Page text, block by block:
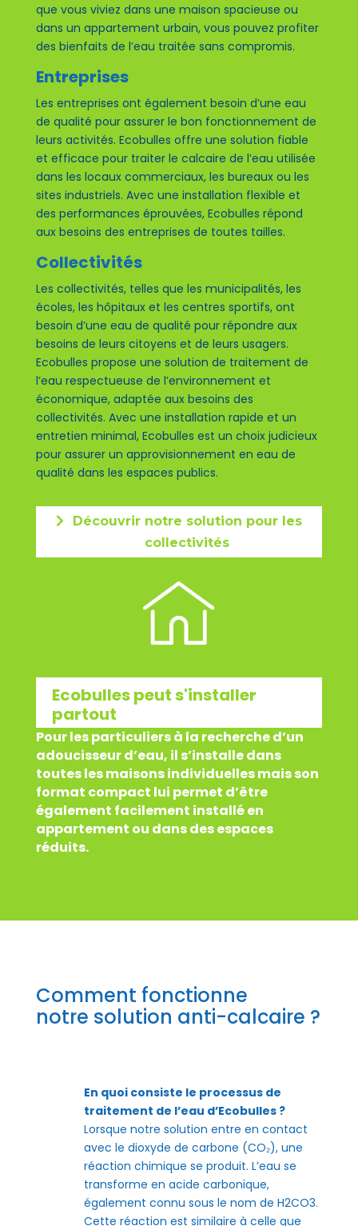
que vous viviez dans une maison spacieuse ou
dans un appartement urbain, vous pouvez profiter
des bienfaits de l’eau traitée sans compromis.
Entreprises
Les entreprises ont également besoin d’une eau
de qualité pour assurer le bon fonctionnement de
leurs activités. Ecobulles offre une solution fiable
et efficace pour traiter le calcaire de l’eau utilisée
dans les locaux commerciaux, les bureaux ou les
sites industriels. Avec une installation flexible et
des performances éprouvées, Ecobulles répond
aux besoins des entreprises de toutes tailles.
Collectivités
Les collectivités, telles que les municipalités, les
écoles, les hôpitaux et les centres sportifs, ont
besoin d’une eau de qualité pour répondre aux
besoins de leurs citoyens et de leurs usagers.
Ecobulles propose une solution de traitement de
l’eau respectueuse de l’environnement et
économique, adaptée aux besoins des
collectivités. Avec une installation rapide et un
entretien minimal, Ecobulles est un choix judicieux
pour assurer un approvisionnement en eau de
qualité dans les espaces publics.
Découvrir notre solution pour les
collectivités
Ecobulles peut s'installer
partout
Pour les particuliers à la recherche d’un
adoucisseur d’eau, il s’installe dans
toutes les maisons individuelles mais son
format compact lui permet d’être
également facilement installé en
appartement ou dans des espaces
réduits.
Comment fonctionne
notre solution anti-calcaire ?
En quoi consiste le processus de
traitement de l’eau d’Ecobulles ?
Lorsque notre solution entre en contact
avec le dioxyde de carbone (CO₂), une
réaction chimique se produit. L’eau se
transforme en acide carbonique,
également connu sous le nom de H2CO3.
Cette réaction est similaire à celle que